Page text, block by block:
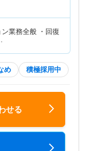
ン業務全般 ・回復
め 積極採用中
せる